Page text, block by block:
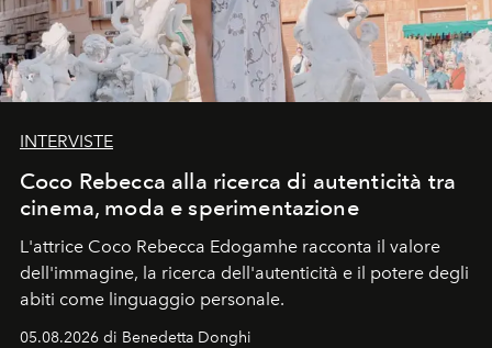
INTERVISTE
Coco Rebecca alla ricerca di autenticità tra
cinema, moda e sperimentazione
L'attrice Coco Rebecca Edogamhe racconta il valore
dell'immagine, la ricerca dell'autenticità e il potere degli
abiti come linguaggio personale.
05.08.2026 di Benedetta Donghi